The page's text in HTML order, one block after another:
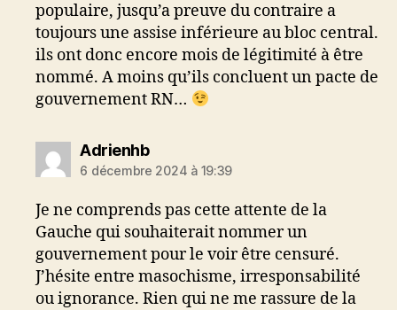
populaire, jusqu’a preuve du contraire a
toujours une assise inférieure au bloc central.
ils ont donc encore mois de légitimité à être
nommé. A moins qu’ils concluent un pacte de
gouvernement RN…
Adrienhbdit :
6 décembre 2024 à 19:39
Je ne comprends pas cette attente de la
Gauche qui souhaiterait nommer un
gouvernement pour le voir être censuré.
J’hésite entre masochisme, irresponsabilité
ou ignorance. Rien qui ne me rassure de la